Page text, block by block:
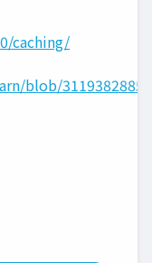
caching/
blob/